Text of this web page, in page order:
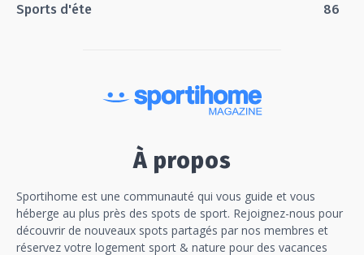
Sports d'éte
86
À propos
Sportihome est une communauté qui vous guide et vous
héberge au plus près des spots de sport. Rejoignez-nous pour
découvrir de nouveaux spots partagés par nos membres et
réservez votre logement sport & nature pour des vacances